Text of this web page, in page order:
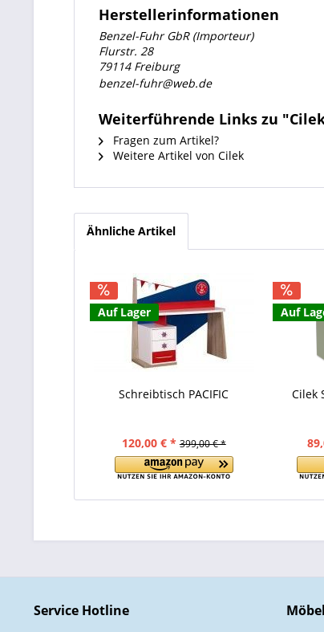
Herstellerinformationen
Benzel-Fuhr GbR (Importeur)
Flurstr. 28
79114 Freiburg
benzel-fuhr@web.de
Weiterführende Links zu "Cilek
Fragen zum Artikel?
Weitere Artikel von Cilek
Ähnliche Artikel
Auf Lager
Schreibtisch PACIFIC
120,00 € * 399,00 € *
Auf
Cilek
Service Hotline